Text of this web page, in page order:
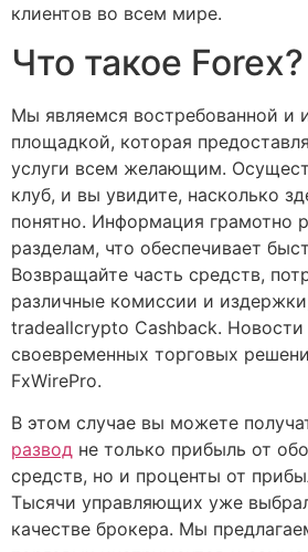
клиентов во всем мире.
Что такое Forex?
Мы являемся востребованной и
площадкой, которая
услуги всем желающим.
клуб, и вы увидите, насколько
понятно. Информация грамотно
разделам, что обеспечивает
Возвращайте часть средств,
различные комиссии и
tradeallcrypto Cashback. Новости
своевременных торговых
FxWirePro.
В этом случае вы можете
развод не только прибыль от
средств, но и проценты от
Тысячи управляющих уже
качестве брокера. Мы